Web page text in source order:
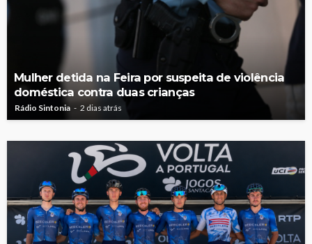
Mulher detida na Feira por suspeita de violência
doméstica contra duas crianças
Rádio Sintonia 2 dias atrás